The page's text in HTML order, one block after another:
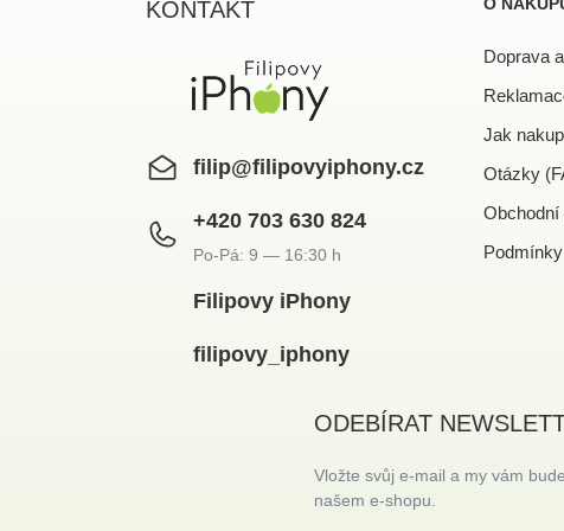
KONTAKT
filip@filipovyiphony.cz
+420 703 630 824
Filipovy iPhony
filipovy_iphony
O
Doprava
Jak
Otázky
ODEBÍRAT
Vložte svůj e-mail a my vám
našem e-shopu.